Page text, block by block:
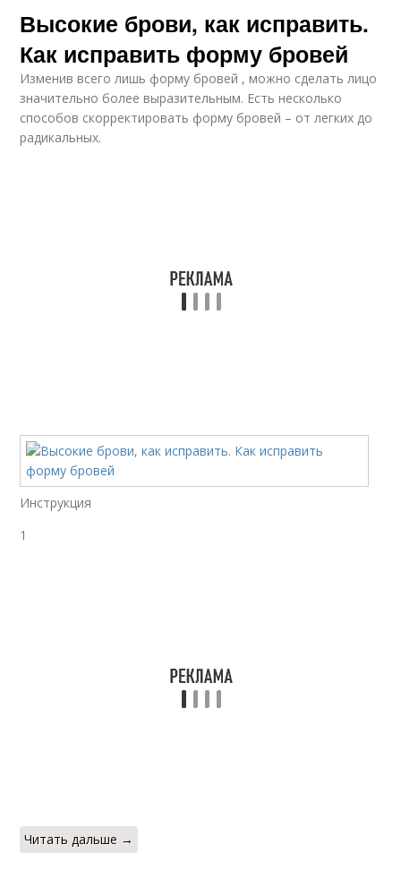
Высокие брови, как исправить.
Как исправить форму бровей
Изменив всего лишь форму бровей , можно сделать лицо
значительно более выразительным. Есть несколько
способов скорректировать форму бровей – от легких до
радикальных.
Инструкция
1
Читать дальше →